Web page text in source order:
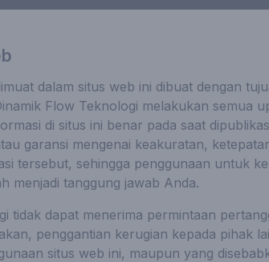
dalam situs web ini dibuat dengan
Flow Teknologi melakukan semua
di situs ini benar pada saat
garansi mengenai keakuratan,
tersebut, sehingga penggunaan untuk
menjadi tanggung jawab Anda.
tidak dapat menerima permintaan
penggantian kerugian kepada pihak
situs web ini, maupun yang